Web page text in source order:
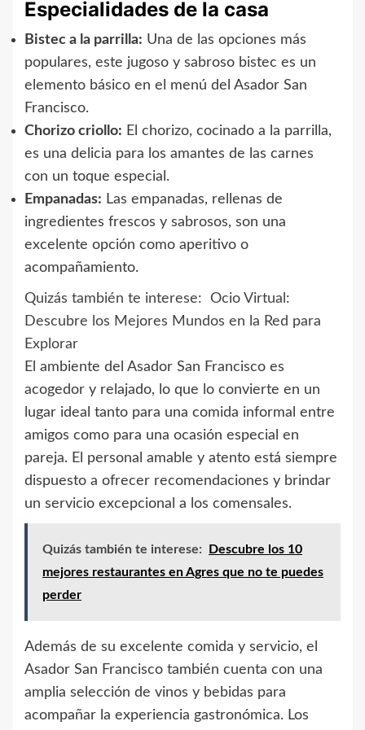
Especialidades de la casa
Bistec a la parrilla: Una de las opciones más
populares, este jugoso y sabroso bistec es un
elemento básico en el menú del Asador San
Francisco.
Chorizo criollo: El chorizo, cocinado a la parrilla,
es una delicia para los amantes de las carnes
con un toque especial.
Empanadas: Las empanadas, rellenas de
ingredientes frescos y sabrosos, son una
excelente opción como aperitivo o
acompañamiento.
Quizás también te interese:
Ocio Virtual:
Descubre los Mejores Mundos en la Red para
Explorar
El ambiente del Asador San Francisco es
acogedor y relajado, lo que lo convierte en un
lugar ideal tanto para una comida informal entre
amigos como para una ocasión especial en
pareja. El personal amable y atento está siempre
dispuesto a ofrecer recomendaciones y brindar
un servicio excepcional a los comensales.
Quizás también te interese:
Descubre los 10
mejores restaurantes en Agres que no te puedes
perder
Además de su excelente comida y servicio, el
Asador San Francisco también cuenta con una
amplia selección de vinos y bebidas para
acompañar la experiencia gastronómica. Los